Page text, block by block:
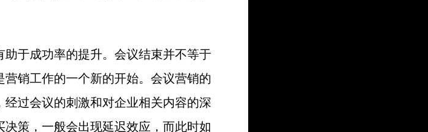
于成功率的提升。会议结束并不等于
销工作的一个新的开始。会议营销的
过会议的刺激和对企业相关内容的深
策，一般会出现延迟效应，而此时如